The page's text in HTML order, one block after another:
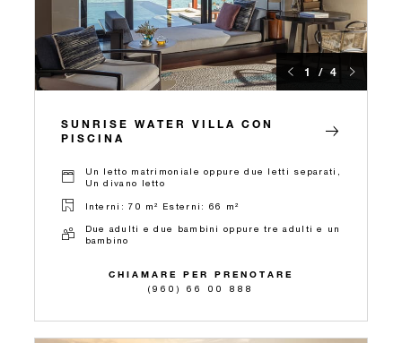
1 / 4
SUNRISE WATER VILLA CON
PISCINA
Un letto matrimoniale oppure due letti separati,
Un divano letto
Interni: 70 m² Esterni: 66 m²
Due adulti e due bambini oppure tre adulti e un
bambino
CHIAMARE PER PRENOTARE
(960) 66 00 888